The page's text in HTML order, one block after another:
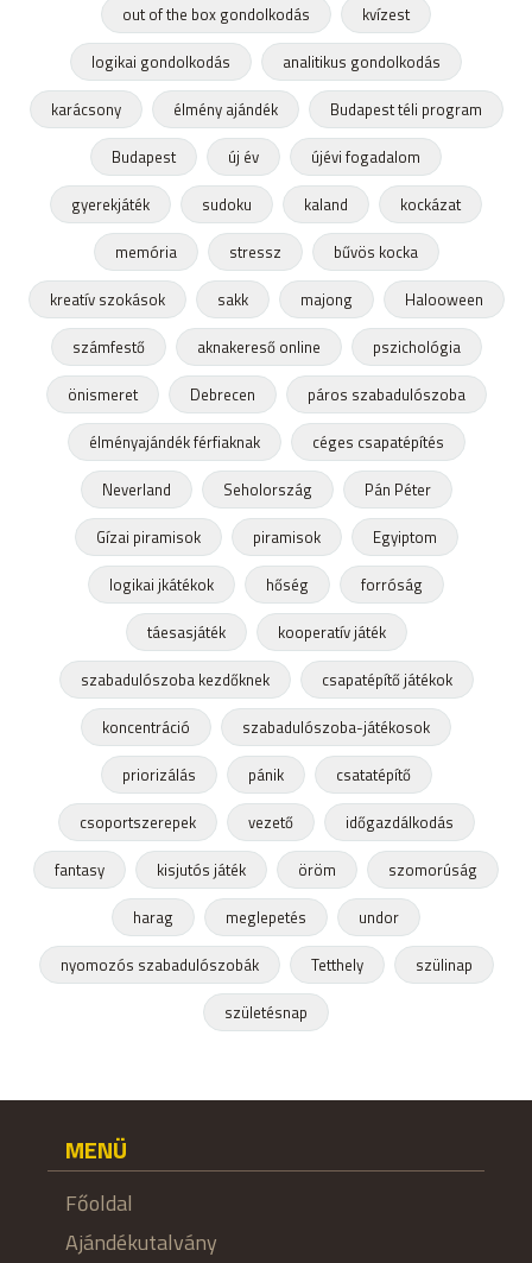
out of the box gondolkodás
kvízest
logikai gondolkodás
analitikus gondolkodás
karácsony
élmény ajándék
Budapest téli program
Budapest
új év
újévi fogadalom
gyerekjáték
sudoku kaland
kockázat
memória
stressz
bűvös kocka
kreatív szokások
sakk majong
Halooween
számfestő
aknakereső online
pszichológia
önismeret
Debrecen
páros szabadulószoba
élményajándék férfiaknak
céges csapatépítés
Neverland
Seholország
Pán Péter
Gízai piramisok
piramisok
Egyiptom
logikai jkátékok
hőség
forróság
táesasjáték
kooperatív játék
szabadulószoba kezdőknek
csapatépítő játékok
koncentráció
szabadulószoba-játékosok
priorizálás
pánik
csatatépítő
csoportszerepek
vezető
időgazdálkodás
fantasy
kisjutós játék öröm
szomorúság
harag
meglepetés
undor
nyomozós szabadulószobák
Tetthely
szülinap
születésnap
MENÜ
Főoldal
Ajándékutalvány